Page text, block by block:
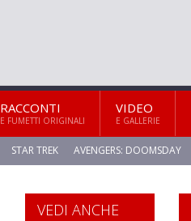
RACCONTI
E FUMETTI ORIGINALI
VIDEO
E GALLERIE
STAR TREK AVENGERS: DOOMSDAY
VEDI ANCHE